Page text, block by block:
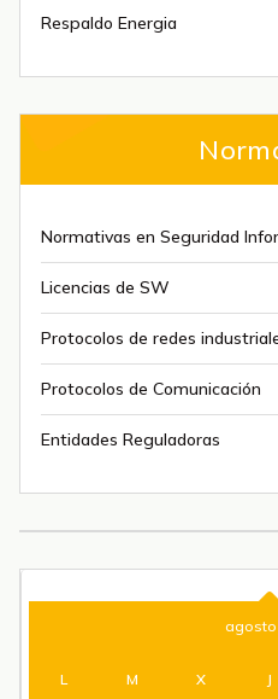
Respaldo Energia
Normativas en Seguridad
Licencias de SW
Protocolos de redes
Protocolos de Comunicación
Entidades Reguladoras
agosto
L M X J